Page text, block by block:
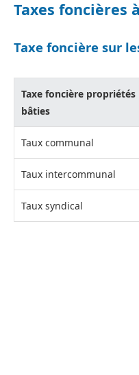
Taxes foncières
Taxe foncière sur
Taxe foncière propriétés
bâties
Taux communal
Taux intercommunal
Taux syndical